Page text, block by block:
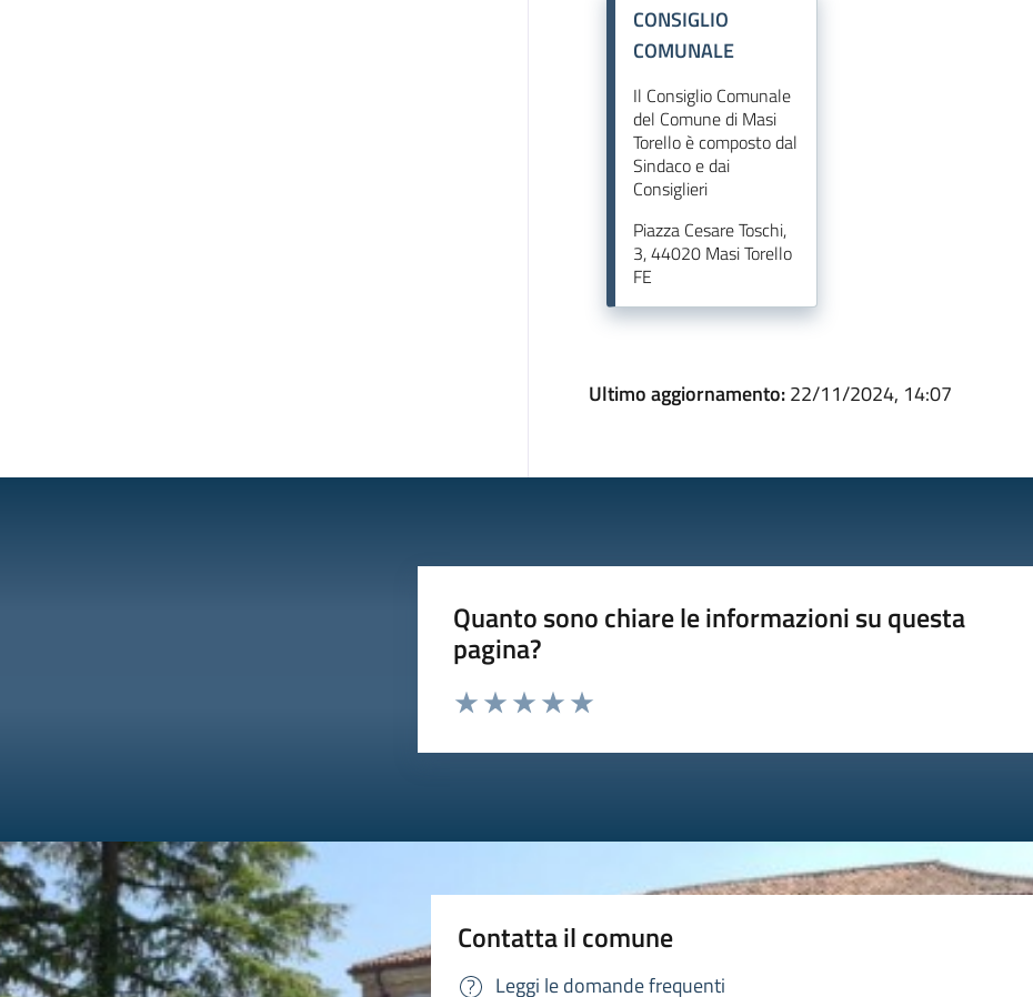
CONSIGLIO
COMUNALE
Il Consiglio Comunale
del Comune di Masi
Torello è composto dal
Sindaco e dai
Consiglieri
Piazza Cesare Toschi,
3, 44020 Masi Torello
FE
Ultimo aggiornamento:22/11/2024, 14:07
Quanto sono chiare le informazioni su questa
pagina?
Contatta il comune
Leggi le domande frequenti